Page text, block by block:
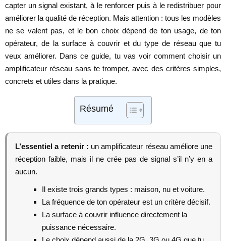
capter un signal existant, à le renforcer puis à le redistribuer pour
améliorer la qualité de réception. Mais attention : tous les modèles
ne se valent pas, et le bon choix dépend de ton usage, de ton
opérateur, de la surface à couvrir et du type de réseau que tu
veux améliorer. Dans ce guide, tu vas voir comment choisir un
amplificateur réseau sans te tromper, avec des critères simples,
concrets et utiles dans la pratique.
Résumé
L’essentiel a retenir : un amplificateur réseau améliore une
réception faible, mais il ne crée pas de signal s’il n’y en a
aucun.
Il existe trois grands types : maison, nu et voiture.
La fréquence de ton opérateur est un critère décisif.
La surface à couvrir influence directement la
puissance nécessaire.